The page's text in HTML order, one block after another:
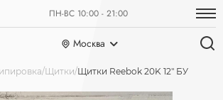
ПН-ВС 10:00 - 21:00
Москва
Щитки Щитки Reebok 20K 12" БУ